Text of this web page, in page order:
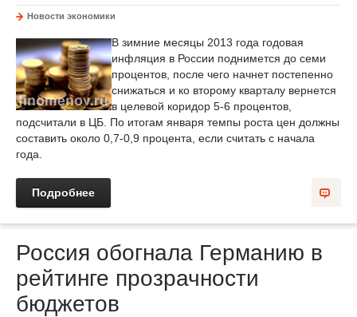
Новости экономики
В зимние месяцы 2013 года годовая
инфляция в России поднимется до семи
процентов, после чего начнет постепенно
снижаться и ко второму кварталу вернется
в целевой коридор 5-6 процентов,
подсчитали в ЦБ. По итогам января темпы роста цен должны
составить около 0,7-0,9 процента, если считать с начала
года.
Подробнее
Россия обогнала Германию в
рейтинге прозрачности
бюджетов